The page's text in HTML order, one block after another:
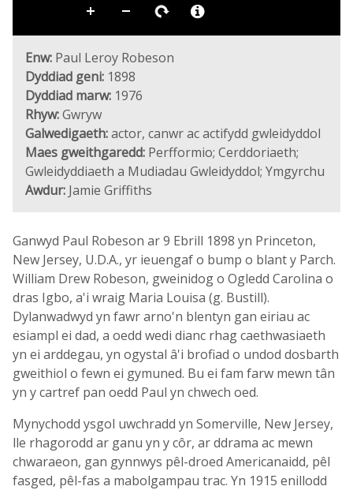
Enw: Paul Leroy Robeson
Dyddiad geni: 1898
Dyddiad marw: 1976
Rhyw:Gwryw
Galwedigaeth:actor, canwr ac actifydd gwleidyddol
Maes gweithgaredd: Perfformio; Cerddoriaeth;
Gwleidyddiaeth a Mudiadau Gwleidyddol; Ymgyrchu
Awdur: Jamie Griffiths
Ganwyd Paul Robeson ar 9 Ebrill 1898 yn Princeton,
New Jersey, U.D.A., yr ieuengaf o bump o blant y Parch.
William Drew Robeson, gweinidog o Ogledd Carolina o
dras Igbo, a'i wraig Maria Louisa (g. Bustill).
Dylanwadwyd yn fawr arno'n blentyn gan eiriau ac
esiampl ei dad, a oedd wedi dianc rhag caethwasiaeth
yn ei arddegau, yn ogystal â'i brofiad o undod dosbarth
gweithiol o fewn ei gymuned. Bu ei fam farw mewn tân
yn y cartref pan oedd Paul yn chwech oed.
Mynychodd ysgol uwchradd yn Somerville, New Jersey,
lle rhagorodd ar ganu yn y côr, ar ddrama ac mewn
chwaraeon, gan gynnwys pêl-droed Americanaidd, pêl
fasged, pêl-fas a mabolgampau trac. Yn 1915 enillodd